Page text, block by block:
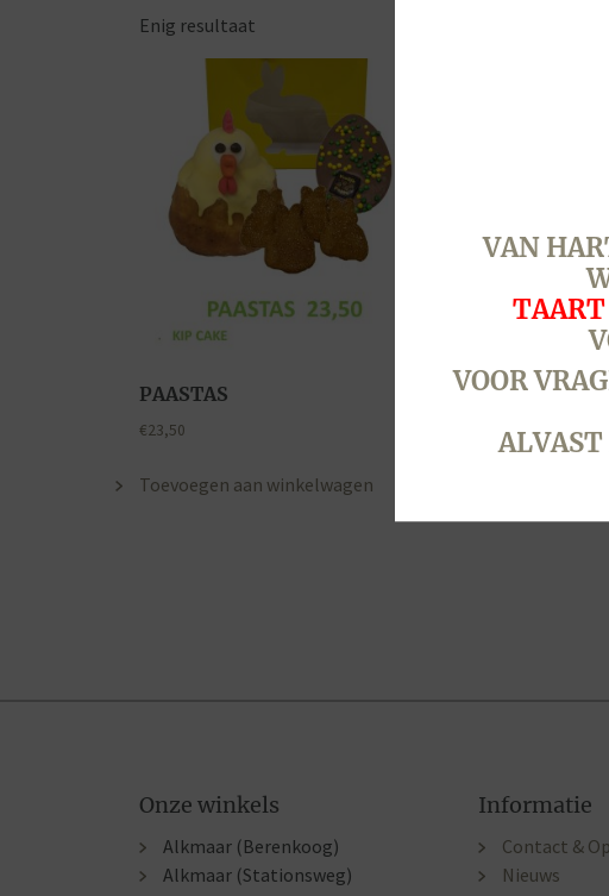
Enig resultaat
PAASTAS
€23,50
Toevoegen aan winkelwagen
Onze winkels
Alkmaar (Berenkoog)
Alkmaar (Stationsweg)
Informatie
Contact &
Nieuws
VAN
TAART
VOOR